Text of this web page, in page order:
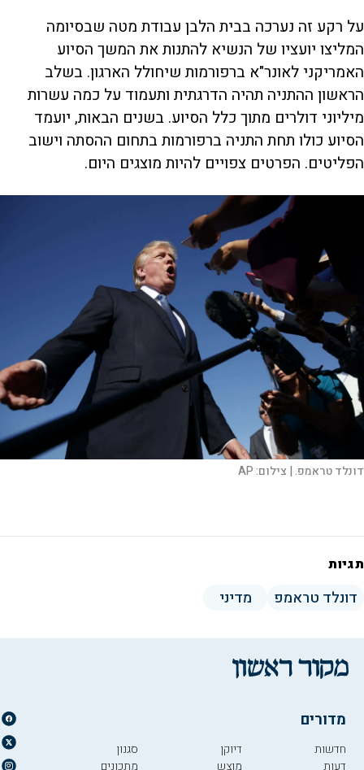
על רקע זה נערכה בבית הלבן עבודת מטה שבסיומה
המליצו יועציו של הנשיא להתנות את המשך הסיוע
האמריקני לאונר"א ברפורמות שיחולל הארגון. בשלב
הראשון ההתניה תהיה הדרגתית ותעמוד על כמה עשרות
מיליוני דולרים מתוך כלל הסיוע. בשנים הבאות, יועמד
הסיוע כולו תחת התניה ברפורמות בתחום ההסתה וישוב
הפליטים. הפרטים צפויים להיות מוצגים היום.
דונלד טראמפ. | צילום:AP
תגיות
דונלד טראמפ מדיני
מדורים
חדשות
דעות
דיוקן
מוצש
סגנון
מתכונים